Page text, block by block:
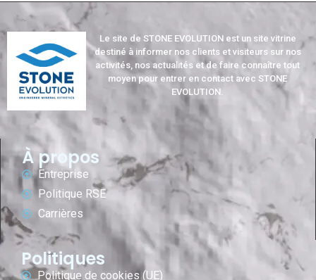
Le site de STONE EVOLUTION est un site vitrine
destiné à informer nos clients et visiteurs sur nos
activités, nos actualités et de faire connaître tout
moyen pour entrer en contact avec STONE
EVOLUTION.
À propos
Entreprise
Politique RSE
Carrières
Politiques
Politique de cookies (UE)